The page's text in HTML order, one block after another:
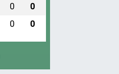
0 0
0 0